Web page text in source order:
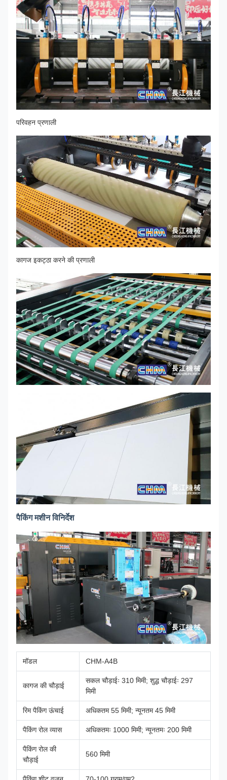
परिवहन प्रणाली
कागज इकट्ठा करने की प्रणाली
पैकिंग मशीन विनिर्देश
मॉडल CHM-A4B
कागज की चौड़ाई
सकल चौड़ाईः 310 मिमी; शुद्ध चौड़ाईः 297
मिमी
रिम पैकिंग ऊंचाई अधिकतम 55 मिमी; न्यूनतम 45 मिमी
पैकिंग रोल व्यास अधिकतमः 1000 मिमी; न्यूनतमः 200 मिमी
पैकिंग रोल की
चौड़ाई
560 मिमी